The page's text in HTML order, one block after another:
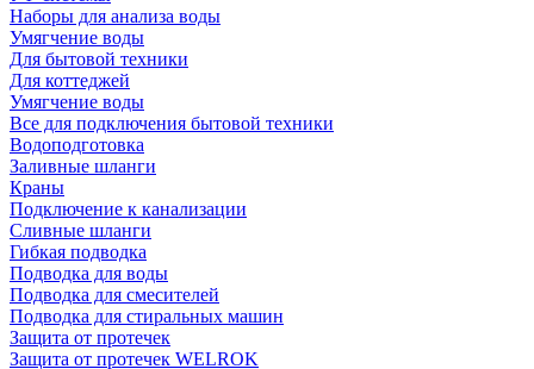
Наборы для анализа воды
Умягчение воды
Для бытовой техники
Для коттеджей
Умягчение воды
Все для подключения бытовой техники
Водоподготовка
Заливные шланги
Краны
Подключение к канализации
Сливные шланги
Гибкая подводка
Подводка для воды
Подводка для смесителей
Подводка для стиральных машин
Защита от протечек
Защита от протечек WELROK